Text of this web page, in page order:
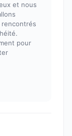
et nous
rencontrés
pour